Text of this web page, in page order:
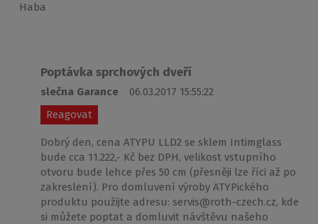
Haba
Poptávka sprchových dveří
slečna Garance
06.03.2017 15:55:22
Reagovat
Dobrý den, cena ATYPU LLD2 se sklem Intimglass
bude cca 11.222,- Kč bez DPH, velikost vstupního
otvoru bude lehce přes 50 cm (přesněji lze říci až po
zakreslení). Pro domluvení výroby ATYPického
produktu použijte adresu: servis@roth-czech.cz, kde
si můžete poptat a domluvit návštěvu našeho